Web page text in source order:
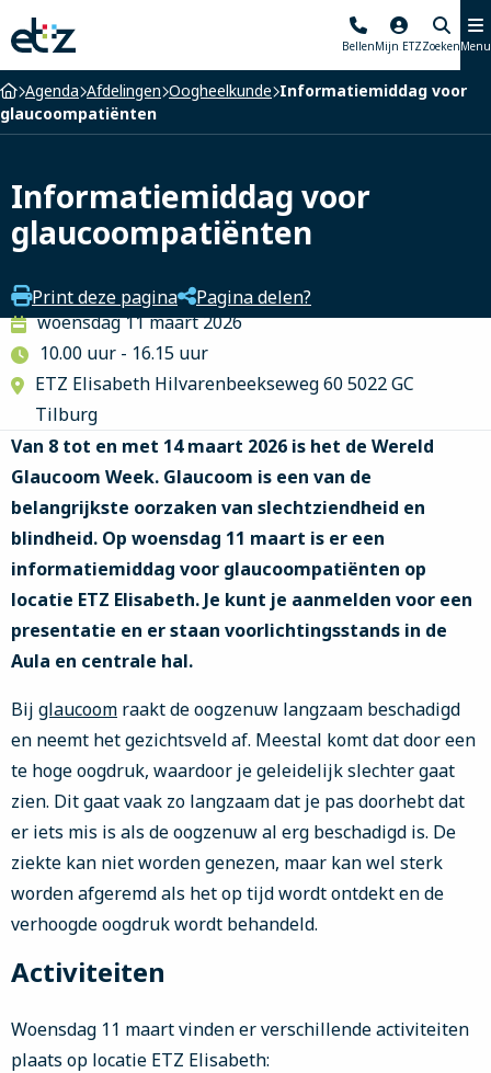
Elisabeth-
TweeSteden
Ziekenhuis
BellenMijn ETZZoekenMenu
Home
Agenda Afdelingen Oogheelkunde Informatiemiddag voor
glaucoompatiënten
Informatiemiddag voor
glaucoompatiënten
Print deze pagina
Pagina delen?
woensdag 11 maart 2026
10.00 uur - 16.15 uur
ETZ Elisabeth Hilvarenbeekseweg 60 5022 GC
Tilburg
Van 8 tot en met 14 maart 2026 is het de Wereld
Glaucoom Week. Glaucoom is een van de
belangrijkste oorzaken van slechtziendheid en
blindheid. Op woensdag 11 maart is er een
informatiemiddag voor glaucoompatiënten op
locatie ETZ Elisabeth. Je kunt je aanmelden voor een
presentatie en er staan voorlichtingsstands in de
Aula en centrale hal.
Bij glaucoom raakt de oogzenuw langzaam beschadigd
en neemt het gezichtsveld af. Meestal komt dat door een
te hoge oogdruk, waardoor je geleidelijk slechter gaat
zien. Dit gaat vaak zo langzaam dat je pas doorhebt dat
er iets mis is als de oogzenuw al erg beschadigd is. De
ziekte kan niet worden genezen, maar kan wel sterk
worden afgeremd als het op tijd wordt ontdekt en de
verhoogde oogdruk wordt behandeld.
Activiteiten
Woensdag 11 maart vinden er verschillende activiteiten
plaats op locatie ETZ Elisabeth: